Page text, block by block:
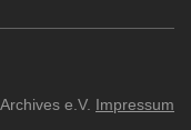
e.V. Impressum